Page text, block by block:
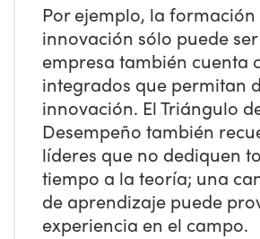
Por ejemplo, la formación
innovación sólo puede
empresa también cuenta
integrados que permitan
innovación. El Triángulo
Desempeño también
líderes que no dediquen
tiempo a la teoría; una
de aprendizaje puede
experiencia en el campo.